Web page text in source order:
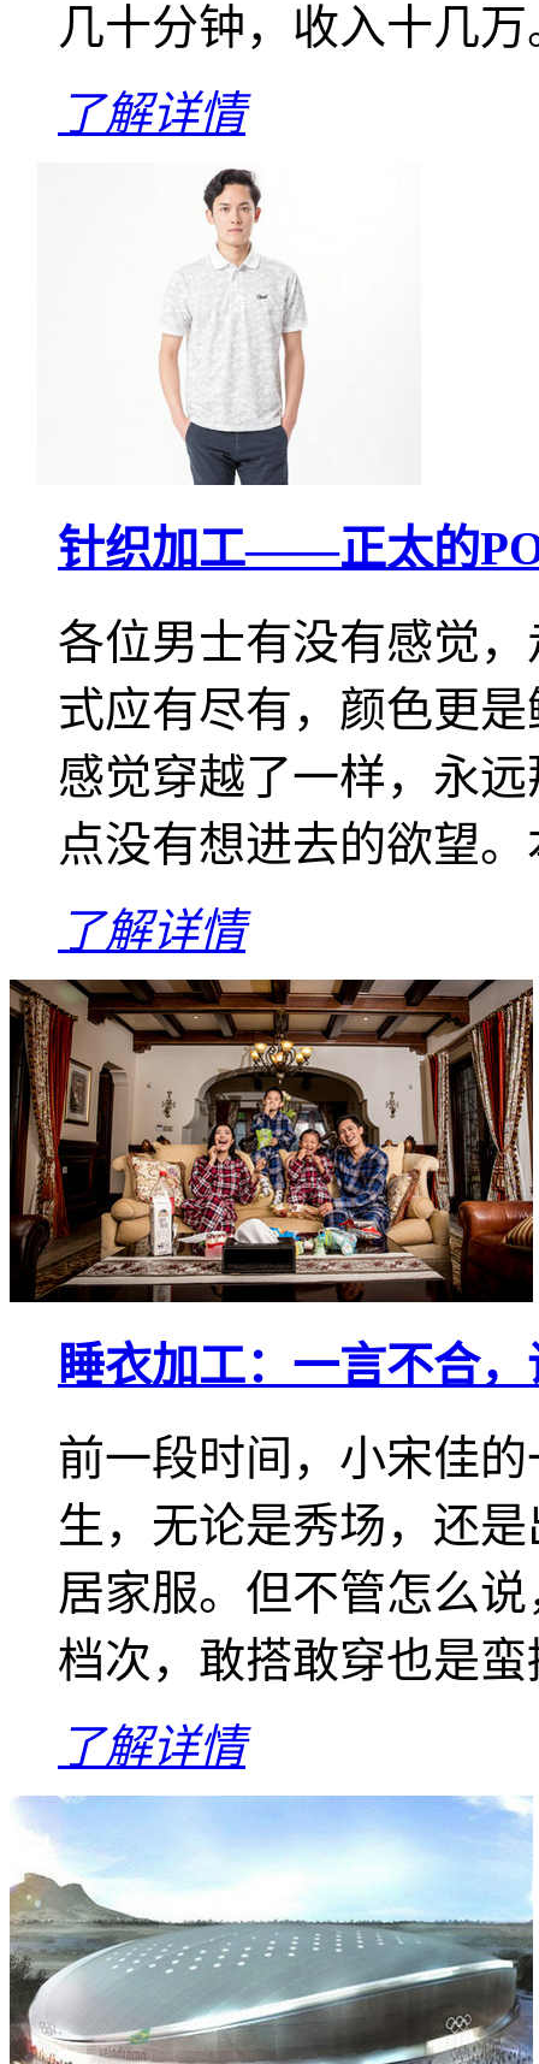
几十分钟，收入十几万
了解详情
针织加工——正太的
各位男士有没有感觉
式应有尽有，颜色更
感觉穿越了一样，永
点没有想进去的欲望
了解详情
睡衣加工：一言不合
前一段时间，小宋佳
生，无论是秀场，还
居家服。但不管怎么
档次，敢搭敢穿也是
了解详情